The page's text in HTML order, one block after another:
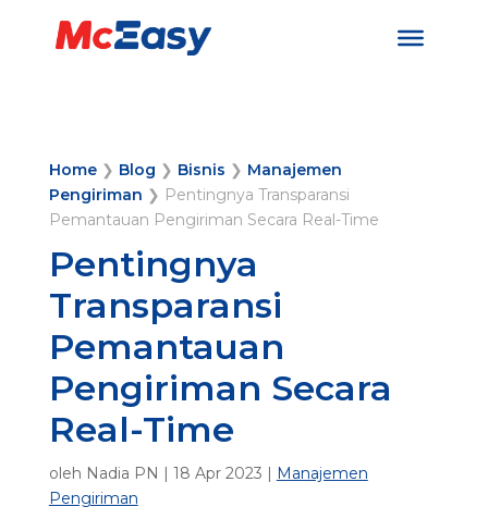
Home❯ Blog ❯ Bisnis ❯ Manajemen
Pengiriman ❯ Pentingnya Transparansi
Pemantauan Pengiriman Secara Real-Time
Pentingnya
Transparansi
Pemantauan
Pengiriman Secara
Real-Time
oleh Nadia PN | 18 Apr 2023 | Manajemen
Pengiriman